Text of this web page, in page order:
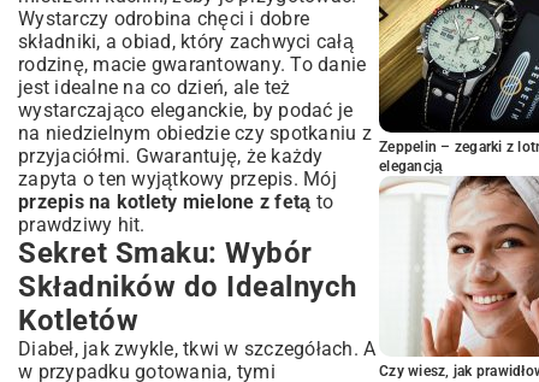
Z Czym Podawać Kotlety Mielone z
Fetą? Inspirujące Pomysły
Sałatki, Warzywa i Inne Dodatki
Sosy, Które Podkreślą Smak
Wariacje na Temat: Odkryj Nowe
Możliwości Kotletów
Kotlety z Innym Rodzajem Mięsa
Dodatki Zmieniające Całkowicie Danie
Najczęściej Zadawane Pytania o Kotlety
Mielone z Fetą
Podsumowanie: Kotlety Mielone z Fetą
– Smak, Który Pokochasz
Wystarczy odrobina chęci i dobre
składniki, a obiad, który zachwyci całą
rodzinę, macie gwarantowany. To danie
jest idealne na co dzień, ale też
wystarczająco eleganckie, by podać je
na niedzielnym obiedzie czy spotkaniu z
przyjaciółmi. Gwarantuję, że każdy
zapyta o ten wyjątkowy przepis. Mój
przepis na kotlety mielone z fetą to
prawdziwy hit.
Sekret Smaku: Wybór
Składników do Idealnych
Kotletów
Diabeł, jak zwykle, tkwi w szczegółach. A
w przypadku gotowania, tymi
Zeppelin – zegarki z
elegancją
Czy wiesz, jak